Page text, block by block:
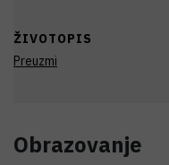
ŽIVOTOPIS
Preuzmi
Obrazovanje